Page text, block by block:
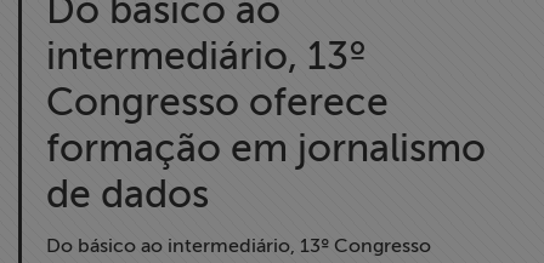
Do básico ao
intermediário, 13º
Congresso oferece
formação em jornalismo
de dados
Do básico ao intermediário, 13º Congresso